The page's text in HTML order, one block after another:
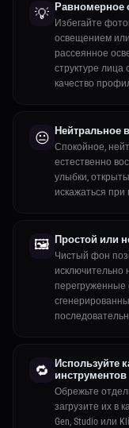
💡 Равномерное
Избегайте
освещением
рассеянное
структуре лица
качество
😐 Нейтральное
Спокойное,
естественно
улыбки,
искажаться
🖼️ Простой или
Чистый фон
исключительно
🔁
Используйте
инструментов
Обрежьте
загрузите их в
Gen, Studio или